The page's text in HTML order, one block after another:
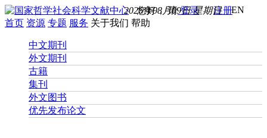
您好， 请登录 注册EN
2026年08月09日 星期日
首页 资源 专题 服务 关于我们 帮助
中文期刊
外文期刊
古籍
集刊
外文图书
优先发布论文